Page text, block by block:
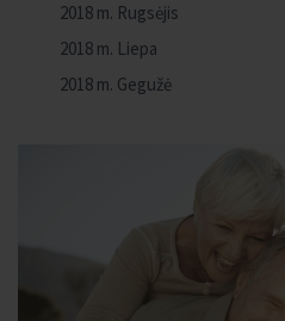
2018 m. Rugsėjis
2018 m. Liepa
2018 m. Gegužė